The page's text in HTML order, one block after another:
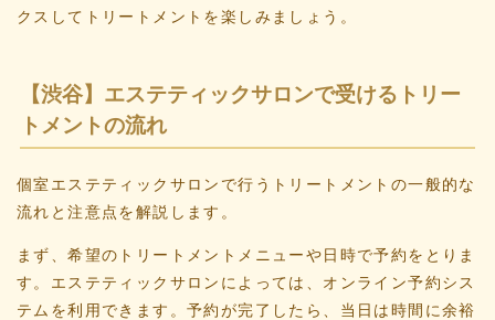
クスしてトリートメントを楽しみましょう。
【渋谷】エステティックサロンで受けるトリー
トメントの流れ
個室エステティックサロンで行うトリートメントの一般的な
流れと注意点を解説します。
まず、希望のトリートメントメニューや日時で予約をとりま
す。エステティックサロンによっては、オンライン予約シス
テムを利用できます。予約が完了したら、当日は時間に余裕